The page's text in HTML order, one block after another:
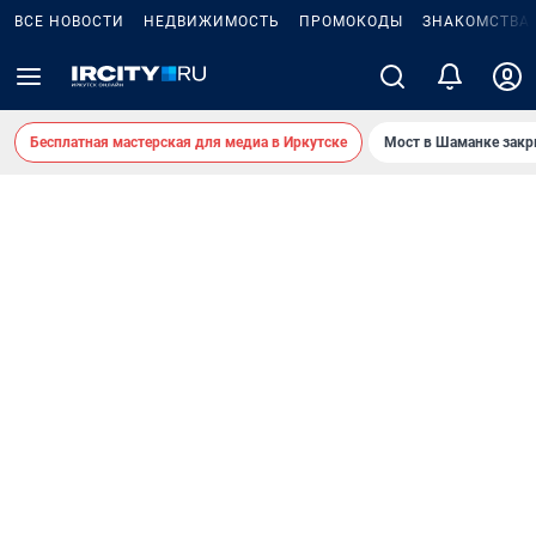
ВСЕ НОВОСТИ НЕДВИЖИМОСТЬ ПРОМОКОДЫ ЗНАКОМСТВА
Бесплатная мастерская для медиа в Иркутске Мост в Шаманке